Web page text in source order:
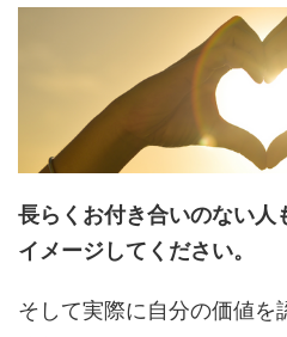
長らくお付き合いのない人
イメージしてください。
そして実際に自分の価値を